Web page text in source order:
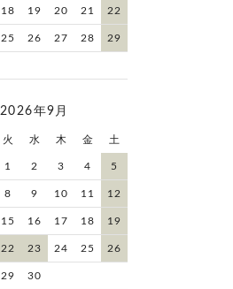
18 19 20 21 22
25 26 27 28 29
2026年9月
火 水 木 金 土
1 2 3 4 5
8 9 10 11 12
15 16 17 18 19
22 23 24 25 26
29 30